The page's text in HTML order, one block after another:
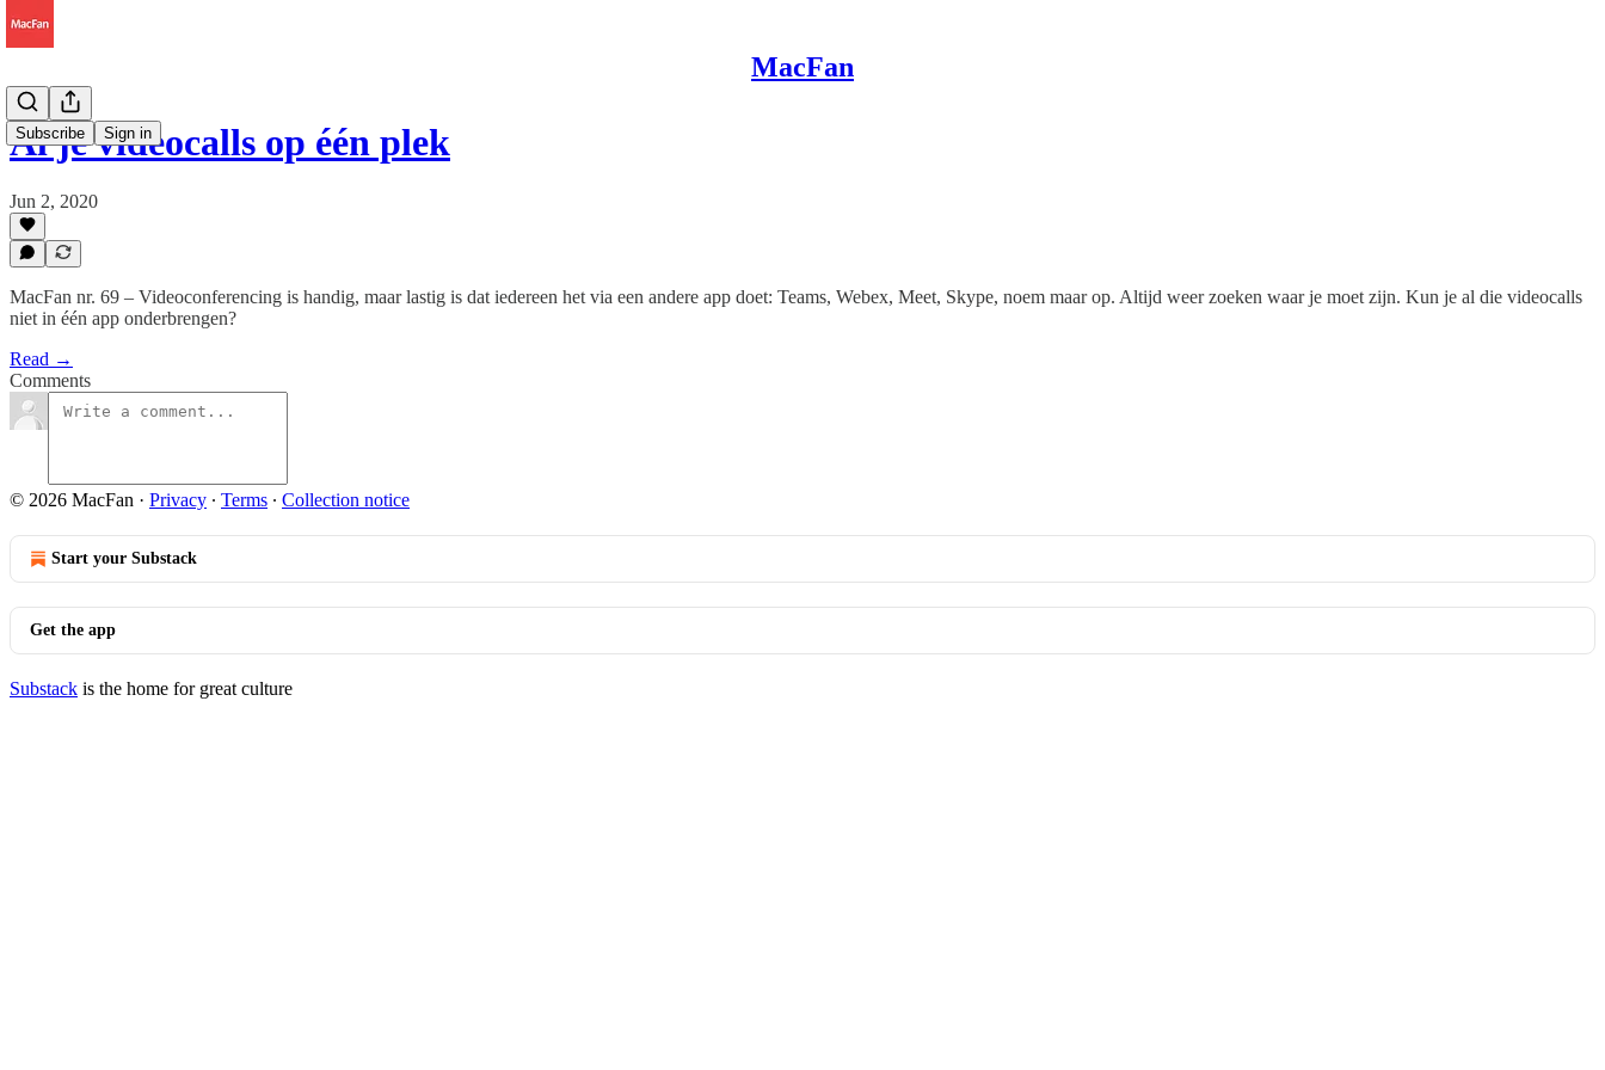
MacFan
Subscribe Sign in
Al je videocalls op één plek
Jun 2, 2020
MacFan nr. 69 – Videoconferencing is handig, maar lastig is dat iedereen het via een andere app doet: Teams, Webex, Meet, Skype, noem maar op. Altijd weer zoeken waar je moet zijn. Kun je al die videocalls
niet in één app onderbrengen?
Read →
Comments
© 2026 MacFan · Privacy ∙ Terms ∙ Collection notice
Start your Substack
Get the app
Substack is the home for great culture